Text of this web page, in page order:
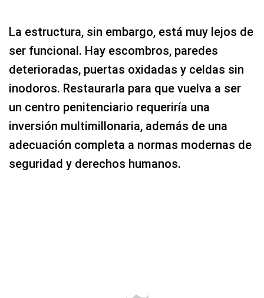
La estructura, sin embargo, está muy lejos de
ser funcional. Hay escombros, paredes
deterioradas, puertas oxidadas y celdas sin
inodoros. Restaurarla para que vuelva a ser
un centro penitenciario requeriría una
inversión multimillonaria, además de una
adecuación completa a normas modernas de
seguridad y derechos humanos.